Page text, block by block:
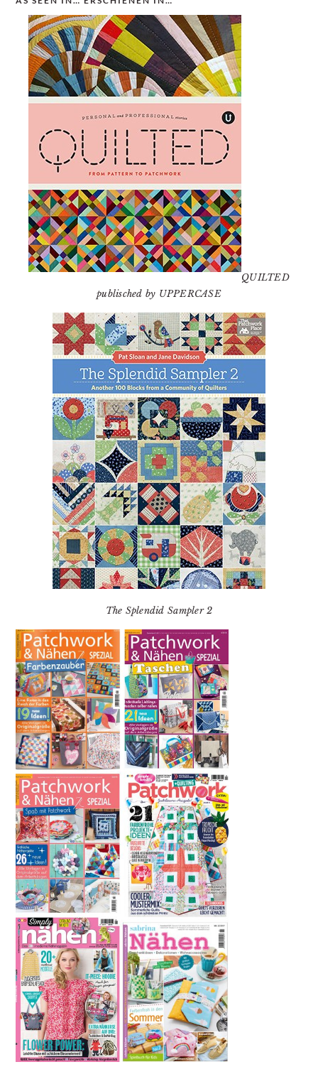
QUILTED
publisched by UPPERCASE
The Splendid Sampler 2